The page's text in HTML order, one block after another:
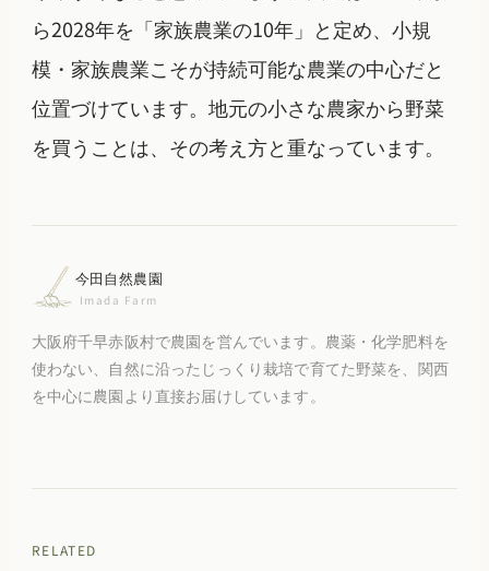
ら2028年を「家族農業の10年」と定め、小規
模・家族農業こそが持続可能な農業の中心だと
位置づけています。地元の小さな農家から野菜
を買うことは、その考え方と重なっています。
今田自然農園
Imada Farm
大阪府千早赤阪村で農園を営んでいます。農薬・化学肥料を
使わない、自然に沿ったじっくり栽培で育てた野菜を、関西
を中心に農園より直接お届けしています。
RELATED